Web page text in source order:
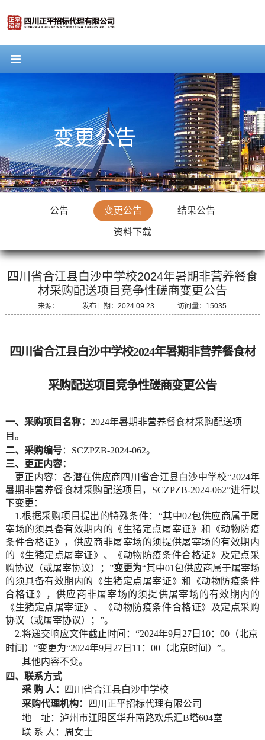
变更公告
公告 变更公告 结果公告
资料下载
四川省合江县白沙中学校2024年暑期非营养餐食
材采购配送项目竞争性磋商变更公告
来源： 发布日期：2024.09.23 访问量：15035
四川省合江县白沙中学校2024年暑期非营养餐食材
采购配送项目竞争性磋商变更公告
一、采购项目名称： 2024年暑期非营养餐食材采购配送项
目。
二、采购编号： SCZPZB-2024-062。
三、更正内容：
更正内容：各潜在供应商四川省合江县白沙中学校“2024年
暑期非营养餐食材采购配送项目 ， SCZPZB-2024-062”进行以
下变更：
1.根据采购项目提出的特殊条件： “其中02包供应商属于屠
宰场的须具备有效期内的《生猪定点屠宰证》和《动物防疫
条件合格证》，供应商非屠宰场的须提供屠宰场的有效期内
的《生猪定点屠宰证》、《动物防疫条件合格证》及定点采
购协议（或屠宰协议）； ”变更为“其中01包供应商属于屠宰场
的须具备有效期内的《生猪定点屠宰证》和《动物防疫条件
合格证》，供应商非屠宰场的须提供屠宰场的有效期内的
《生猪定点屠宰证》、《动物防疫条件合格证》及定点采购
协议（或屠宰协议）； ”。
2.将递交响应文件截止时间： “2024年9月27日10：00（北京
时间） ”变更为“2024年9月27日11：00（北京时间） ”。
其他内容不变。
四、联系方式
采 购 人：
四川省合江县白沙中学校
采购代理机构：
四川正平招标代理有限公司
地
址： 泸州市江阳区华升南路欢乐汇B塔604室
联 系 人： 周女士